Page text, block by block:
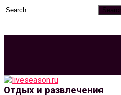
Отдых и развлечения